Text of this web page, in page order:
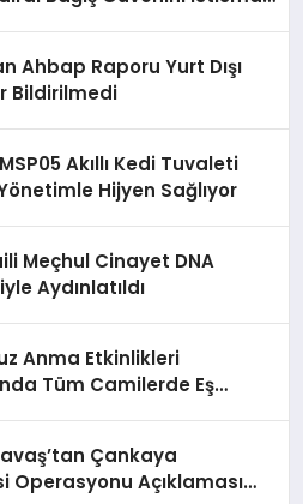
Ahbap Raporu Yurt Dışı
Bildirilmedi
Akıllı Kedi Tuvaleti
Hijyen Sağlıyor
Meçhul Cinayet DNA
Aydınlatıldı
Anma Etkinlikleri
Tüm Camilerde Eş
Çankaya
Operasyonu Açıklaması